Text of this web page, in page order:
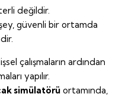
değildir.
güvenli bir ortamda
çalışmaların ardından
yapılır.
simülatörü ortamında,